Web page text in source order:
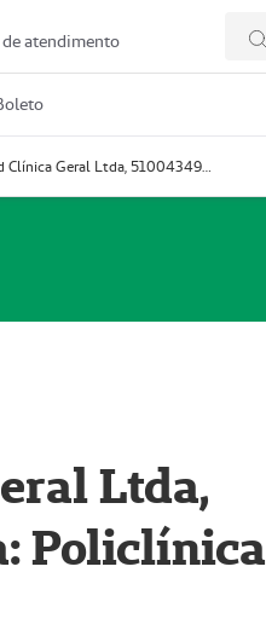
de atendimento
Prestador: Vipmed Clínica Geral Ltda, 51004349-0 (Nome Fantasia: Policlínica Master)
Ltda,
Policlínica